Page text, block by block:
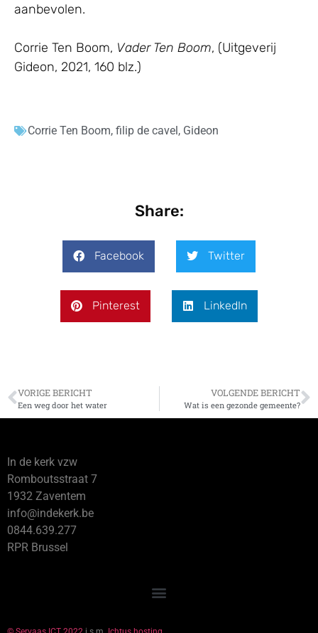
aanbevolen.
Corrie Ten Boom, Vader Ten Boom, (Uitgeverij
Gideon, 2021, 160 blz.)
Corrie Ten Boom, filip de cavel, Gideon
Share:
Facebook Twitter
Pinterest LinkedIn
VORIGE BERICHT
Een weg door het water
VOLGENDE BERICHT
Wat is een gezonde gemeente?
In de kerk vzw
Romboutsstraat 7
1932 Zaventem
info@indekerk.be
0844.639.277
RPR Brussel